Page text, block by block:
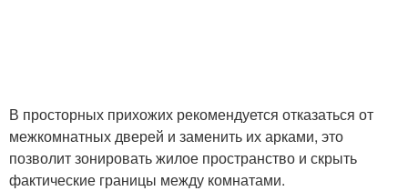
В просторных прихожих рекомендуется отказаться от
межкомнатных дверей и заменить их арками, это
позволит зонировать жилое пространство и скрыть
фактические границы между комнатами.